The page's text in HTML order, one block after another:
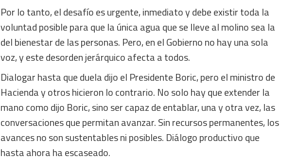
Por lo tanto, el desafío es urgente, inmediato y debe existir toda la
voluntad posible para que la única agua que se lleve al molino sea la
del bienestar de las personas. Pero, en el Gobierno no hay una sola
voz, y este desorden jerárquico afecta a todos.
Dialogar hasta que duela dijo el Presidente Boric, pero el ministro de
Hacienda y otros hicieron lo contrario. No solo hay que extender la
mano como dijo Boric, sino ser capaz de entablar, una y otra vez, las
conversaciones que permitan avanzar. Sin recursos permanentes, los
avances no son sustentables ni posibles. Diálogo productivo que
hasta ahora ha escaseado.